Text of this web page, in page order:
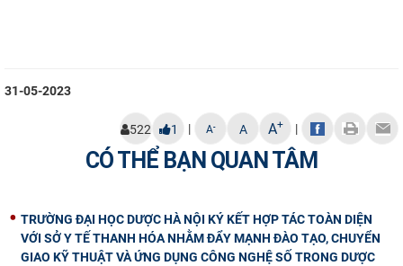
31-05-2023
522 1 | A- A A+ |
CÓ THỂ BẠN QUAN TÂM
TRƯỜNG ĐẠI HỌC DƯỢC HÀ NỘI KÝ KẾT HỢP TÁC TOÀN DIỆN
VỚI SỞ Y TẾ THANH HÓA NHẰM ĐẨY MẠNH ĐÀO TẠO, CHUYỂN
GIAO KỸ THUẬT VÀ ỨNG DỤNG CÔNG NGHỆ SỐ TRONG DƯỢC